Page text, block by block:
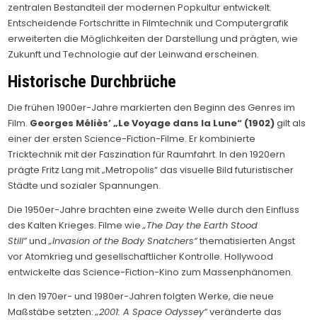
zentralen Bestandteil der modernen Popkultur entwickelt.
Entscheidende Fortschritte in Filmtechnik und Computergrafik
erweiterten die Möglichkeiten der Darstellung und prägten, wie
Zukunft und Technologie auf der Leinwand erscheinen.
Historische Durchbrüche
Die frühen 1900er-Jahre markierten den Beginn des Genres im
Film. Georges Méliès’ „Le Voyage dans la Lune“ (1902)gilt als
einer der ersten Science-Fiction-Filme. Er kombinierte
Tricktechnik mit der Faszination für Raumfahrt. In den 1920ern
prägte Fritz Lang mit „Metropolis“ das visuelle Bild futuristischer
Städte und sozialer Spannungen.
Die 1950er-Jahre brachten eine zweite Welle durch den Einfluss
des Kalten Krieges. Filme wie„The Day the Earth Stood
Still“und„Invasion of the Body Snatchers“thematisierten Angst
vor Atomkrieg und gesellschaftlicher Kontrolle. Hollywood
entwickelte das Science-Fiction-Kino zum Massenphänomen.
In den 1970er- und 1980er-Jahren folgten Werke, die neue
Maßstäbe setzten:„2001: A Space Odyssey“veränderte das